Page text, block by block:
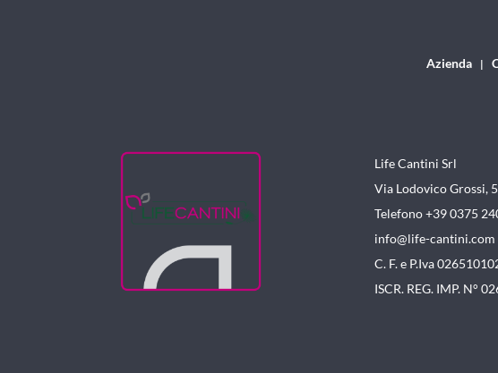
Azienda
Life Cantini Srl
Via Lodovico Grossi,
Telefono +39 0375
info@life-cantini.com
C. F. e P.Iva
ISCR. REG. IMP. N°